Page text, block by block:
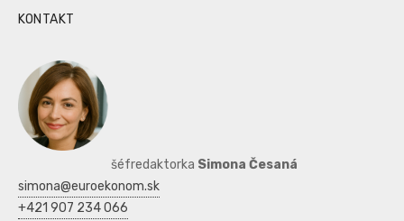
KONTAKT
šéfredaktorka Simona Česaná
simona@euroekonom.sk
+421 907 234 066